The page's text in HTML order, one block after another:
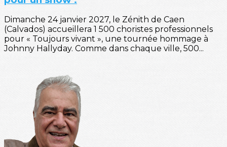
Dimanche 24 janvier 2027, le Zénith de Caen
(Calvados) accueillera 1 500 choristes professionnels
pour « Toujours vivant », une tournée hommage à
Johnny Hallyday. Comme dans chaque ville, 500...